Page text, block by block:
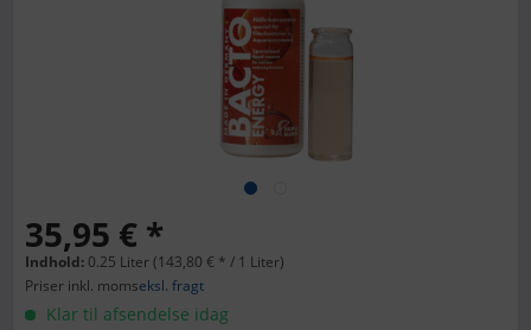
35,95 € *
Indhold: 0.25 Liter (143,80 € * / 1 Liter)
Priser inkl. momseksl. fragt
Klar til afsendelse idag